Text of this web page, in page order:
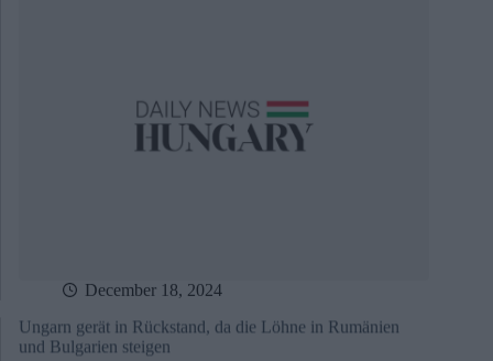
December 18, 2024
Ungarn gerät in Rückstand, da die Löhne in Rumänien
und Bulgarien steigen